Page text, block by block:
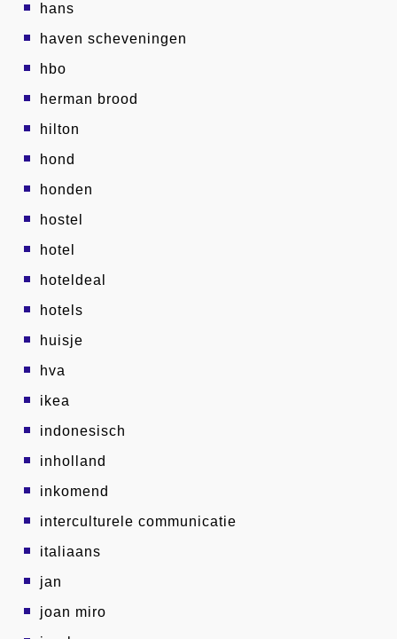
hans
haven scheveningen
hbo
herman brood
hilton
hond
honden
hostel
hotel
hoteldeal
hotels
huisje
hva
ikea
indonesisch
inholland
inkomend
interculturele communicatie
italiaans
jan
joan miro